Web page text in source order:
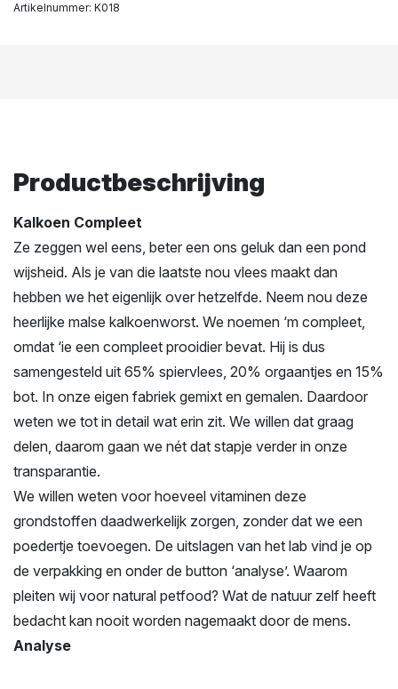
Artikelnummer: K018
Productbeschrijving
Kalkoen Compleet
Ze zeggen wel eens, beter een ons geluk dan een pond
wijsheid. Als je van die laatste nou vlees maakt dan
hebben we het eigenlijk over hetzelfde. Neem nou deze
heerlijke malse kalkoenworst. We noemen ‘m compleet,
omdat ‘ie een compleet prooidier bevat. Hij is dus
samengesteld uit 65% spiervlees, 20% orgaantjes en 15%
bot. In onze eigen fabriek gemixt en gemalen. Daardoor
weten we tot in detail wat erin zit. We willen dat graag
delen, daarom gaan we nét dat stapje verder in onze
transparantie.
We willen weten voor hoeveel vitaminen deze
grondstoffen daadwerkelijk zorgen, zonder dat we een
poedertje toevoegen. De uitslagen van het lab vind je op
de verpakking en onder de button ‘analyse’. Waarom
pleiten wij voor natural petfood? Wat de natuur zelf heeft
bedacht kan nooit worden nagemaakt door de mens.
Analyse